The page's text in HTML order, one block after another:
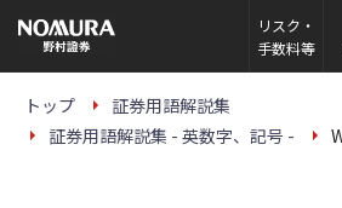
の
ー
リスク・
手数料等
トップ
証券用語解説集
証券用語解説集 - 英数字、記号 -